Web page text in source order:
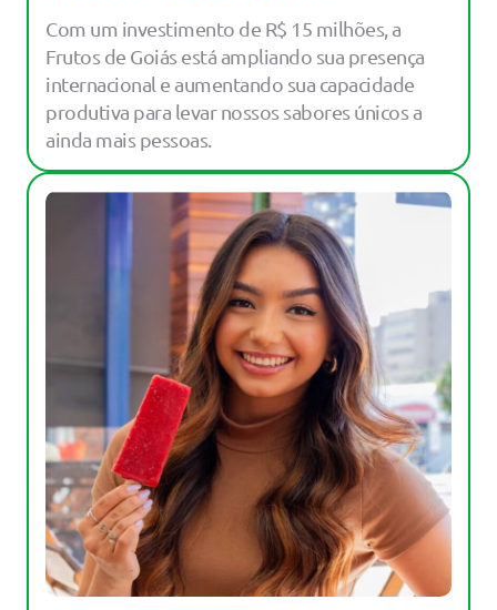
Com um investimento de R$ 15 milhões, a
Frutos de Goiás está ampliando sua presença
internacional e aumentando sua capacidade
produtiva para levar nossos sabores únicos a
ainda mais pessoas.